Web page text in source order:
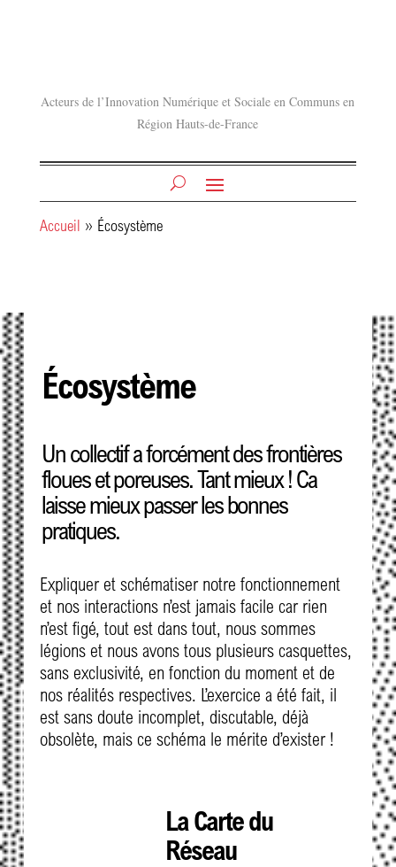
Acteurs de l’Innovation Numérique et Sociale en Communs en
Région Hauts-de-France
Accueil » Écosystème
Écosystème
Un collectif a forcément des frontières
floues et poreuses. Tant mieux ! Ca
laisse mieux passer les bonnes
pratiques.
Expliquer et schématiser notre fonctionnement
et nos interactions n’est jamais facile car rien
n’est figé, tout est dans tout, nous sommes
légions et nous avons tous plusieurs casquettes,
sans exclusivité, en fonction du moment et de
nos réalités respectives. L’exercice a été fait, il
est sans doute incomplet, discutable, déjà
obsolète, mais ce schéma le mérite d’exister !
La Carte du
Réseau